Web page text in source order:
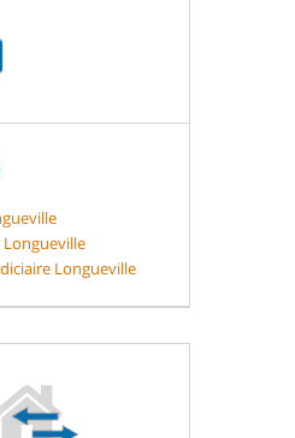
Longueville